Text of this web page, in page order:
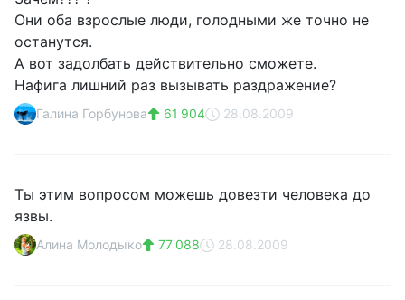
Они оба взрослые люди, голодными же точно не
останутся.
А вот задолбать действительно сможете.
Нафига лишний раз вызывать раздражение?
Галина Горбунова 61 904 28.08.2009
Ты этим вопросом можешь довезти человека до
язвы.
Алина Молодыко 77 088 28.08.2009